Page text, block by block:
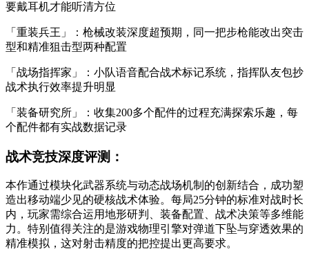
要戴耳机才能听清方位
「重装兵王」：枪械改装深度超预期，同一把步枪能改出突击
型和精准狙击型两种配置
「战场指挥家」：小队语音配合战术标记系统，指挥队友包抄
战术执行效率提升明显
「装备研究所」：收集200多个配件的过程充满探索乐趣，每
个配件都有实战数据记录
战术竞技深度评测：
本作通过模块化武器系统与动态战场机制的创新结合，成功塑
造出移动端少见的硬核战术体验。每局25分钟的标准对战时长
内，玩家需综合运用地形研判、装备配置、战术决策等多维能
力。特别值得关注的是游戏物理引擎对弹道下坠与穿透效果的
精准模拟，这对射击精度的把控提出更高要求。